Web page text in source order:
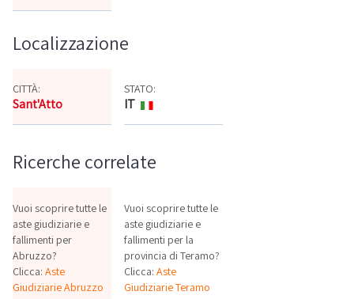
Localizzazione
CITTÀ:
Sant'Atto Mappa
STATO:
IT
Ricerche correlate
Vuoi scoprire tutte le
aste giudiziarie e
fallimenti per
Abruzzo?
Clicca: Aste
Giudiziarie Abruzzo
Vuoi scoprire tutte le
aste giudiziarie e
fallimenti per la
provincia di Teramo?
Clicca:Aste
Giudiziarie Teramo